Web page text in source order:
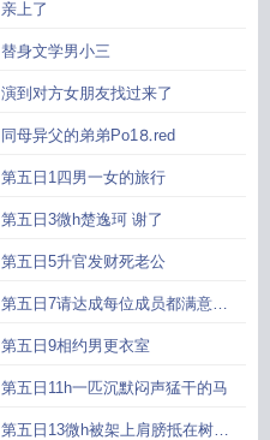
亲上了
替身文学男小三
演到对方女朋友找过来了
同母异父的弟弟Рo1⒏red
第五日1四男一女的旅行
第五日3微h楚逸珂 谢了
第五日5升官发财死老公
第五日7请达成每位成员都满意的
完美之
第五日9相约男更衣室
第五日11h一匹沉默闷声猛干的马
第五日13微h被架上肩膀抵在树干